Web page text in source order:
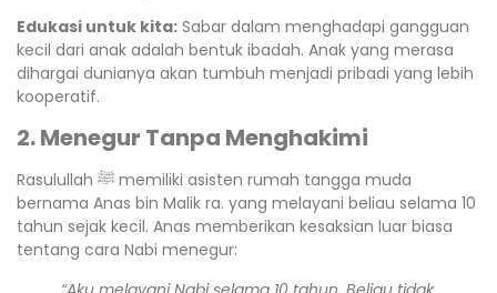
Edukasi untuk kita: Sabar dalam menghadapi gangguan
kecil dari anak adalah bentuk ibadah. Anak yang merasa
dihargai dunianya akan tumbuh menjadi pribadi yang lebih
kooperatif.
2. Menegur Tanpa Menghakimi
Rasulullah ﷺ memiliki asisten rumah tangga muda
bernama Anas bin Malik ra. yang melayani beliau selama 10
tahun sejak kecil. Anas memberikan kesaksian luar biasa
tentang cara Nabi menegur: